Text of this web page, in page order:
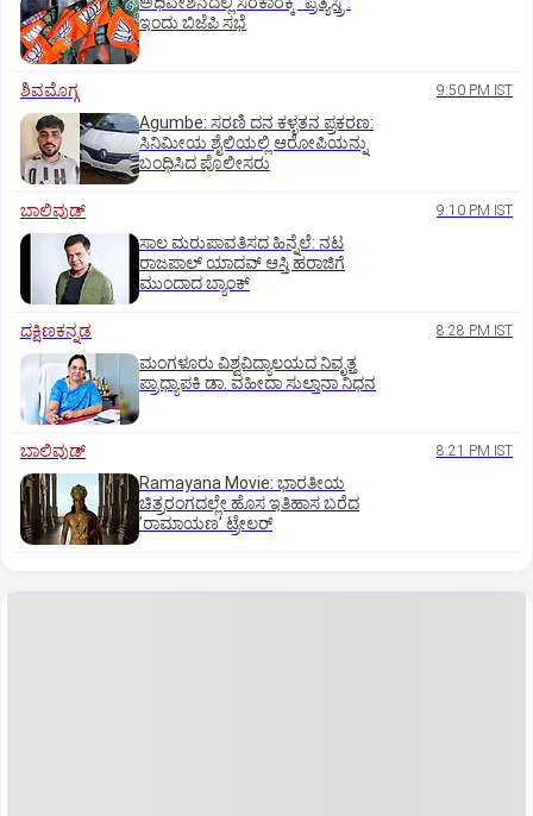
ಇಂದು ಬಿಜೆಪಿ ಸಭೆ
ಶಿವಮೊಗ್ಗ 9:50 PM IST
Agumbe: ಸರಣಿ ದನ ಕಳ್ಳತನ ಪ್ರಕರಣ:
ಸಿನಿಮೀಯ ಶೈಲಿಯಲ್ಲಿ ಆರೋಪಿಯನ್ನು
ಬಂಧಿಸಿದ ಪೊಲೀಸರು
ಬಾಲಿವುಡ್‌ 9:10 PM IST
ಸಾಲ ಮರುಪಾವತಿಸದ ಹಿನ್ನೆಲೆ: ನಟ
ರಾಜಪಾಲ್ ಯಾದವ್‌ ಆಸ್ತಿ ಹರಾಜಿಗೆ
ಮುಂದಾದ ಬ್ಯಾಂಕ್
ದಕ್ಷಿಣಕನ್ನಡ 8:28 PM IST
ಮಂಗಳೂರು ವಿಶ್ವವಿದ್ಯಾಲಯದ ನಿವೃತ್ತ
ಪ್ರಾಧ್ಯಾಪಕಿ ಡಾ. ವಹೀದಾ ಸುಲ್ತಾನಾ ನಿಧನ
ಬಾಲಿವುಡ್‌ 8:21 PM IST
Ramayana Movie: ಭಾರತೀಯ
ಚಿತ್ರರಂಗದಲ್ಲೇ ಹೊಸ ಇತಿಹಾಸ ಬರೆದ
ʼರಾಮಾಯಣʼ ಟ್ರೇಲರ್